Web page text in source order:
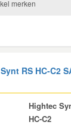
merken
RS HC-C2
Hightec
HC-C2